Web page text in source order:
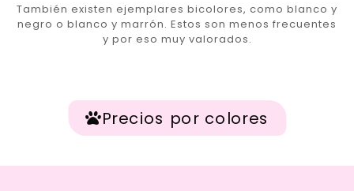
También existen ejemplares bicolores, como blanco y
negro o blanco y marrón. Estos son menos frecuentes
y por eso muy valorados.
Precios por colores